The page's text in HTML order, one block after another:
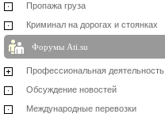
Пропажа груза
Криминал на дорогах и стоянках
Форумы Ati.su
Профессиональная деятельность
Обсуждение новостей
Международные перевозки